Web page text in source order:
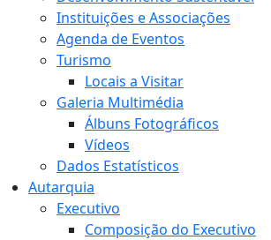
Instituições e Associações
Agenda de Eventos
Turismo
Locais a Visitar
Galeria Multimédia
Álbuns Fotográficos
Vídeos
Dados Estatísticos
Autarquia
Executivo
Composição do Executivo